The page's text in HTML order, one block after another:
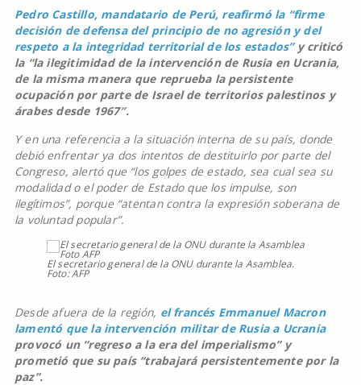
Pedro Castillo, mandatario de Perú, reafirmó la “firme
decisión de defensa del principio de no agresión y del
respeto a la integridad territorial de los estados” y criticó
la “la ilegitimidad de la intervención de Rusia en Ucrania,
de la misma manera que reprueba la persistente
ocupación por parte de Israel de territorios palestinos y
árabes desde 1967″.
Y en una referencia a la situación interna de su país, donde
debió enfrentar ya dos intentos de destituirlo por parte del
Congreso, alertó que “los golpes de estado, sea cual sea su
modalidad o el poder de Estado que los impulse, son
ilegítimos”, porque “atentan contra la expresión soberana de
la voluntad popular”.
El secretario general de la ONU durante la Asamblea.
Foto: AFP
Desde afuera de la región, el francés Emmanuel Macron
lamentó que la intervención militar de Rusia a Ucrania
provocó un “regreso a la era del imperialismo” y
prometió que su país “trabajará persistentemente por la
paz”.